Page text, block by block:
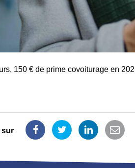
150 € de prime covoiturage en
sur
Partager
Facebook
Partager
Twitter
Partager
LinkedIn